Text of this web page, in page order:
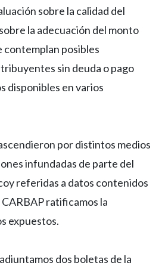
sobre la calidad del
la adecuación del monto
contemplan posibles
sin deuda o pago
disponibles en varios
por distintos medios
infundadas de parte del
referidas a datos contenidos
ratificamos la
expuestos.
dos boletas de la